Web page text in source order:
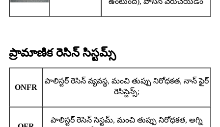
ప్రామాణిక రెసిన్ సిస్టమ్స్
ONFR
పాలిస్టర్ రెసిన్ వ్యవస్థ, మంచి తుప్పు నిరోధకత, నాన్ ఫైర్
రెసిస్టెన్స్;
పాలిస్టర్ రెసిన్ సిస్టమ్, మంచి తుప్పు నిరోధకత, అగ్ని